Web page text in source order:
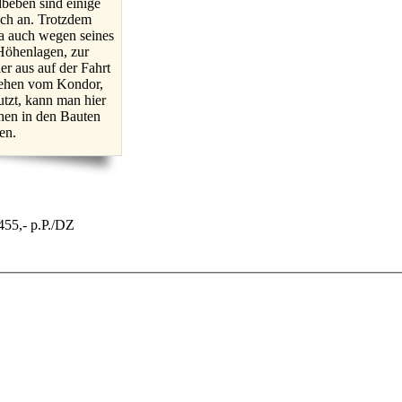
sind einige
an. Trotzdem
wegen seines
zur
aus auf der Fahrt
vom Kondor,
kann man hier
in den Bauten
p.P./DZ